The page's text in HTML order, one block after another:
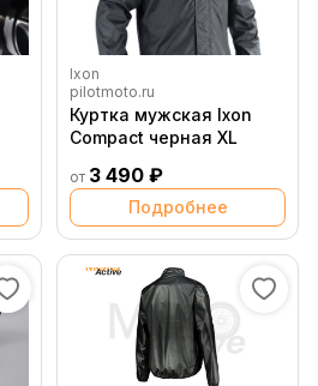
Ixon
pilotmoto.ru
Куртка мужская Ixon
Compact черная XL
от 3 490 ₽
Подробнее